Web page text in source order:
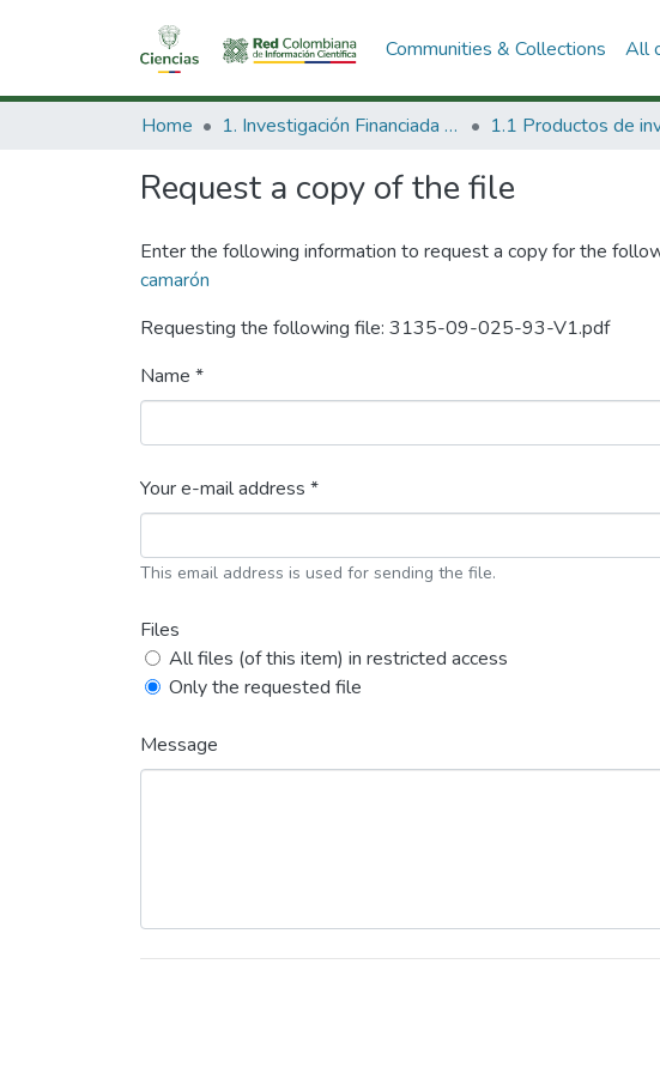
Communities & Collections All
Home 1. Investigación Financiada con Recursos Públicos
Request a copy of the file
Enter the following information to request a copy for the
camarón
Requesting the following file: 3135-09-025-93-V1.pdf
Name *
Your e-mail address *
This email address is used for sending the file.
Files
All files (of this item) in restricted access
Only the requested file
Message